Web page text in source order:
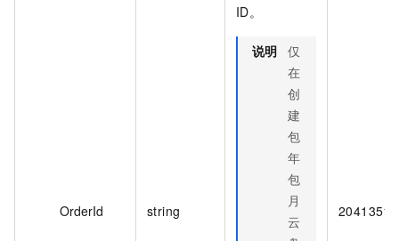
OrderId string
ID。
说明 仅
在
创
建
包
年
包
月
云